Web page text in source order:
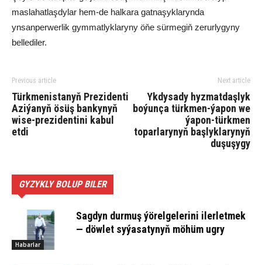
maslahatlaşdylar hem-de halkara gatnaşyklarynda
ynsanperwerlik gymmatlyklaryny öňe sürmegiň zerurlygyny
bellediler.
Previous article
Türkmenistanyň Prezidenti
Aziýanyň ösüş bankynyň
wise-prezidentini kabul
etdi
Next article
Ykdysady hyzmatdaşlyk
boýunça türkmen-ýapon we
ýapon-türkmen
toparlarynyň başlyklarynyň
duşuşygy
GYZYKLY BOLUP BILER
Habarlar
Sagdyn durmuş ýörelgelerini ilerletmek
— döwlet syýasatynyň möhüm ugry